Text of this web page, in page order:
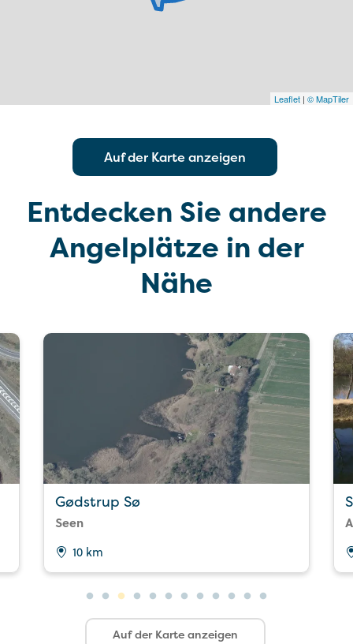
Leaflet | © MapTiler
Auf der Karte anzeigen
Entdecken Sie andere
Angelplätze in der
Nähe
Gødstrup Sø
Seen
10 km
Auf der Karte anzeigen